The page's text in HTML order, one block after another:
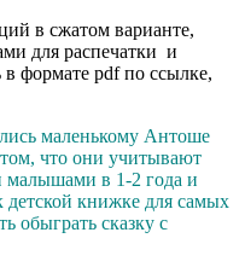
в сжатом варианте,
для распечатки и
в формате pdf по ссылке,
маленькому Антоше
что они учитывают
малышами в 1-2 года и
детской книжке для самых
обыграть сказку с